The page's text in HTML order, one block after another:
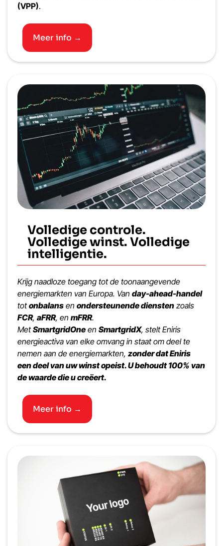
(VPP).
Meer info →
Volledige controle.
Volledige winst. Volledige
intelligentie.
Krijg naadloze toegang tot de toonaangevende
energiemarkten van Europa. Van day-ahead-handel
totonbalans en ondersteunende diensten zoals
FCR, aFRR, en mFRR.
MetSmartgridOne en SmartgridX, stelt Eniris
energieactiva van elke omvang in staat om deel te
nemen aan de energiemarkten, zonder dat Eniris
een deel van uw winst opeist. U behoudt 100% van
de waarde die u creëert.
Meer info →